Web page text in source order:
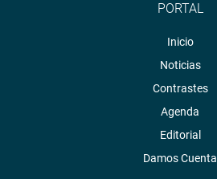
PORTAL
Inicio
Noticias
Contrastes
Agenda
Editorial
Damos Cuenta